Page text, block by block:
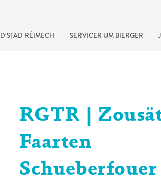
D’STAD RÉIMECH SERVICER UM BIERGER
RGTR |
Faarten
Schueberfouer